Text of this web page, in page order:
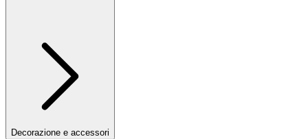
Decorazione e accessori